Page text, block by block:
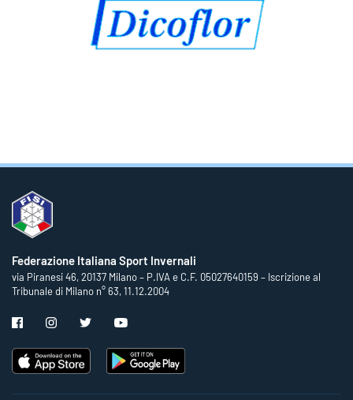
Federazione Italiana Sport Invernali
via Piranesi 46, 20137 Milano – P.IVA e C.F. 05027640159 – Iscrizione al
Tribunale di Milano n° 63, 11.12.2004